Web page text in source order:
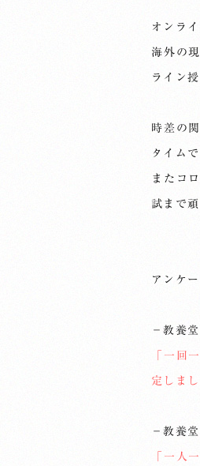
オンラ
海外の
ライン
時差の
タイム
またコ
試まで
アンケ
－教養
「一回
定しまし
－教養
「一人